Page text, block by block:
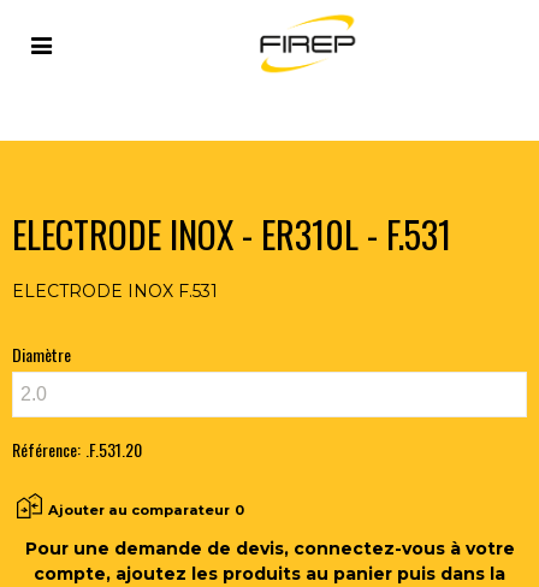
Accueil METAUX D'APPORT > ELECTRODES
ELECTRODE INOX - ER310L - F.531
ELECTRODE INOX - ER310L - F.531
ELECTRODE INOX F.531
Diamètre
Référence: .F.531.20
Ajouter au comparateur 0
Pour une demande de devis, connectez-vous à votre
compte, ajoutez les produits au panier puis dans la